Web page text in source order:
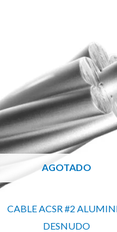
AGOTADO
CABLE ACSR #2
DESNUDO